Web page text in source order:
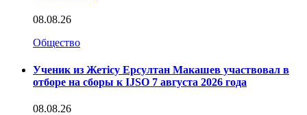
08.08.26
Общество
Ученик из Жетісу Ерсултан Макашев участвовал в
отборе на сборы к IJSO 7 августа 2026 года
08.08.26